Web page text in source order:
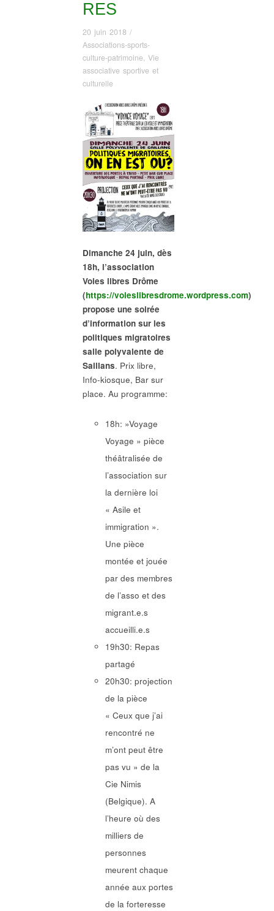
RES
20 juin 2018 /
Associations-sports-
culture-patrimoine, Vie
associative sportive et
culturelle
Dimanche 24 juin, dès
18h, l’association
Voies libres Drôme
(https://voieslibresdrome.wordpress.com)
propose une soirée
d’information sur les
politiques migratoires
salle polyvalente de
Saillans. Prix libre,
Info-kiosque, Bar sur
place. Au programme:
18h: »Voyage
Voyage » pièce
théâtralisée de
l’association sur
la dernière loi
« Asile et
immigration ».
Une pièce
montée et jouée
par des membres
de l’asso et des
migrant.e.s
accueilli.e.s
19h30: Repas
partagé
20h30: projection
de la pièce
« Ceux que j’ai
rencontré ne
m’ont peut être
pas vu » de la
Cie Nimis
(Belgique). A
l’heure où des
milliers de
personnes
meurent chaque
année aux portes
de la forteresse